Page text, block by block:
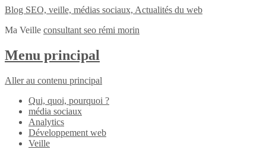
Blog SEO, veille, médias sociaux, Actualités du web
Ma Veille consultant seo rémi morin
Menu principal
Aller au contenu principal
Qui, quoi, pourquoi ?
média sociaux
Analytics
Développement web
Veille